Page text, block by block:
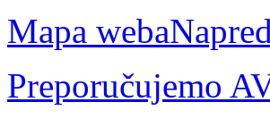
Mapa weba
Preporučujemo